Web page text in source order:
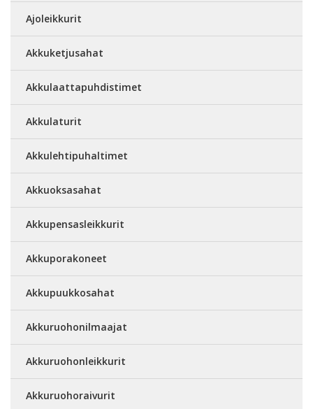
Ajoleikkurit
Akkuketjusahat
Akkulaattapuhdistimet
Akkulaturit
Akkulehtipuhaltimet
Akkuoksasahat
Akkupensasleikkurit
Akkuporakoneet
Akkupuukkosahat
Akkuruohonilmaajat
Akkuruohonleikkurit
Akkuruohoraivurit